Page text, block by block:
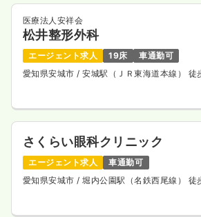
医療法人安祥会
松井整形外科
エージェント求人 19床
車通勤可
愛知県安城市/ 安城駅（ＪＲ東海道本線） 徒
さくらい眼科クリニック
エージェント求人
車通勤可
愛知県安城市/ 堀内公園駅（名鉄西尾線） 徒